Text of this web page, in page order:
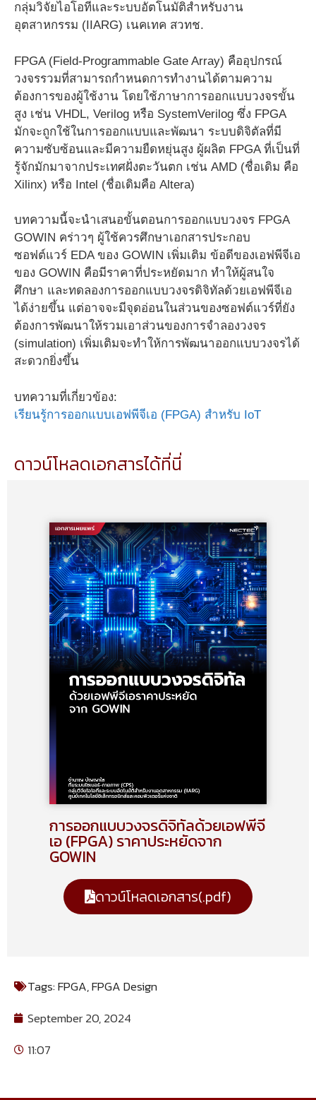
กลุ่มวิจัยไอโอทีและระบบอัตโนมัติสำหรับงาน
อุตสาหกรรม (IIARG) เนคเทค สวทช.
FPGA (Field-Programmable Gate Array) คืออุปกรณ์
วงจรรวมที่สามารถกำหนดการทำงานได้ตามความ
ต้องการของผู้ใช้งาน โดยใช้ภาษาการออกแบบวงจรขั้น
สูง เช่น VHDL, Verilog หรือ SystemVerilog ซึ่ง FPGA
มักจะถูกใช้ในการออกแบบและพัฒนา ระบบดิจิตัลที่มี
ความซับซ้อนและมีความยืดหยุ่นสูง ผู้ผลิต FPGA ที่เป็นที่
รู้จักมักมาจากประเทศฝั่งตะวันตก เช่น AMD (ชื่อเดิม คือ
Xilinx) หรือ Intel (ชื่อเดิมคือ Altera)
บทความนี้จะนำเสนอขั้นตอนการออกแบบวงจร FPGA
GOWIN คร่าวๆ ผู้ใช้ควรศึกษาเอกสารประกอบ
ซอฟต์แวร์ EDA ของ GOWIN เพิ่มเติม ข้อดีของเอฟพีจีเอ
ของ GOWIN คือมีราคาที่ประหยัดมาก ทำให้ผู้สนใจ
ศึกษา และทดลองการออกแบบวงจรดิจิทัลด้วยเอฟพีจีเอ
ได้ง่ายขึ้น แต่อาจจะมีจุดอ่อนในส่วนของซอฟต์แวร์ที่ยัง
ต้องการพัฒนาให้รวมเอาส่วนของการจำลองวงจร
(simulation) เพิ่มเติมจะทำให้การพัฒนาออกแบบวงจรได้
สะดวกยิ่งขึ้น
บทความที่เกี่ยวข้อง:
เรียนรู้การออกแบบเอฟพีจีเอ (FPGA) สำหรับ IoT
ดาวน์โหลดเอกสารได้ที่นี่
การออกแบบวงจรดิจิทัลด้วยเอฟพีจี
เอ (FPGA) ราคาประหยัดจาก
GOWIN
ดาวน์โหลดเอกสาร(.pdf)
Tags:FPGA,FPGA Design
September 20, 2024
11:07